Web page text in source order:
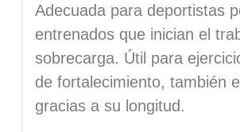
Adecuada para deportistas
entrenados que inician el
sobrecarga. Útil para
de fortalecimiento, también
gracias a su longitud.